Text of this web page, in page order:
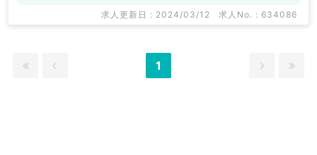
求人更新日 : 2024/03/12 求人No. : 634086
1